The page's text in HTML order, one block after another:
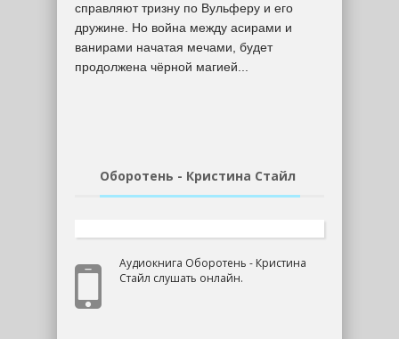
справляют тризну по Вульферу и его
дружине. Но война между асирами и
ванирами начатая мечами, будет
продолжена чёрной магией...
Оборотень - Кристина Стайл
Аудиокнига Оборотень - Кристина
Стайл слушать онлайн.